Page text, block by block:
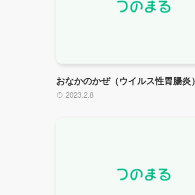
おなかのかぜ（ウイルス性胃腸炎）
2023.2.8